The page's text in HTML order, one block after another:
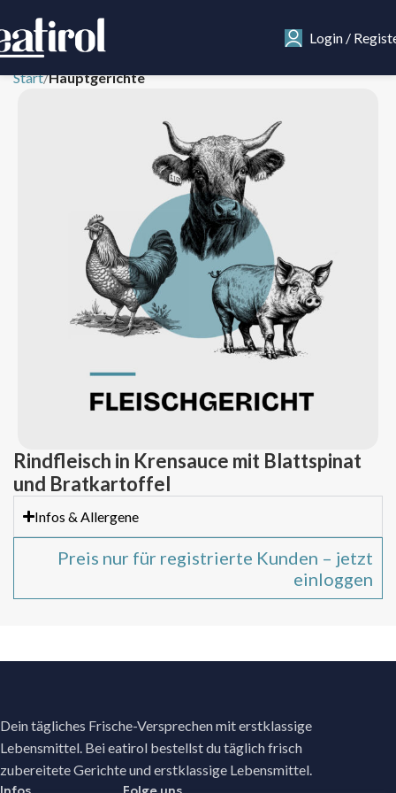
Login /
Start Hauptgerichte
Rindfleisch in Krensauce mit Blattspinat
und Bratkartoffel
Infos & Allergene
Preis nur für registrierte Kunden – jetzt
einloggen
Dein tägliches Frische-Versprechen mit erstklassige
Lebensmittel. Bei eatirol bestellst du täglich frisch
zubereitete Gerichte und erstklassige Lebensmittel.